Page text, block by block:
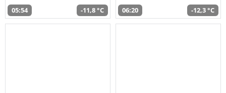
05:54 -11,8 °C 06:20 -12,3 °C